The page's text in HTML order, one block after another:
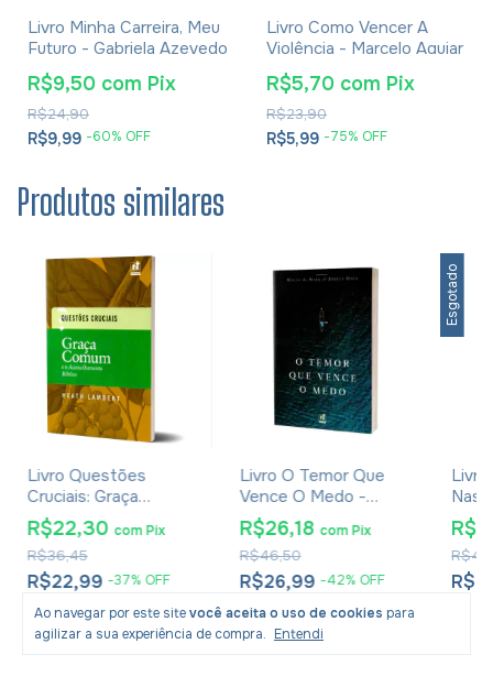
Ao navegar por este sitevocê aceita o uso de cookies para
agilizar a sua experiência de compra. Entendi
Livro Minha Carreira, Meu
Futuro - Gabriela Azevedo
R$9,99 -60% OFF
R$24,90
R$9,50 com Pix
Livro Como Vencer A
Violência - Marcelo Aguiar
R$5,99 -75% OFF
R$23,90
R$5,70 com Pix
Produtos similares
Livro Questões
Cruciais: Graça
Comum e o
Aconselhamento
Bíblico - Heath
Lambert
R$22,99 -37% OFF
R$36,45
R$22,30 com Pix
Livro O Temor Que
Vence O Medo -
Wayne A. Mack
R$26,99 -42% OFF
R$46,50
R$26,18 com Pix
Esgotado
Nas
Tripp